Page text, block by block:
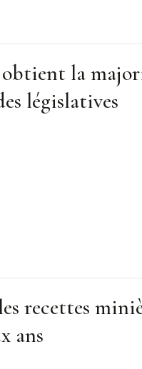
la
législatives
recettes
ans